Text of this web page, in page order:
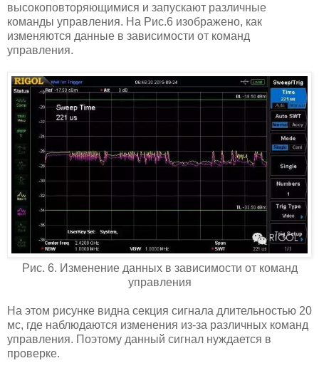
высокоповторяющимися и запускают различные
команды управления. На Рис.6 изображено, как
изменяются данные в зависимости от команд
управления.
Рис. 6. Изменение данных в зависимости от команд
управления
На этом рисунке видна секция сигнала длительностью 20
мс, где наблюдаются изменения из-за различных команд
управления. Поэтому данный сигнал нуждается в
проверке.